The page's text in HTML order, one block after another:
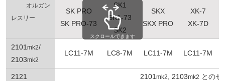
オルガン
レスリー
SK PRO
SK PRO-73
SK1
SK1-73
SK2
SKX
SKX PRO
XK-7
XK-7D
2101 mk2/
2103mk2
LC11-7M LC8-7M LC11-7M LC11-7M
2121 2101 mk2 , 2103mk2 とのセ
スクロールできます